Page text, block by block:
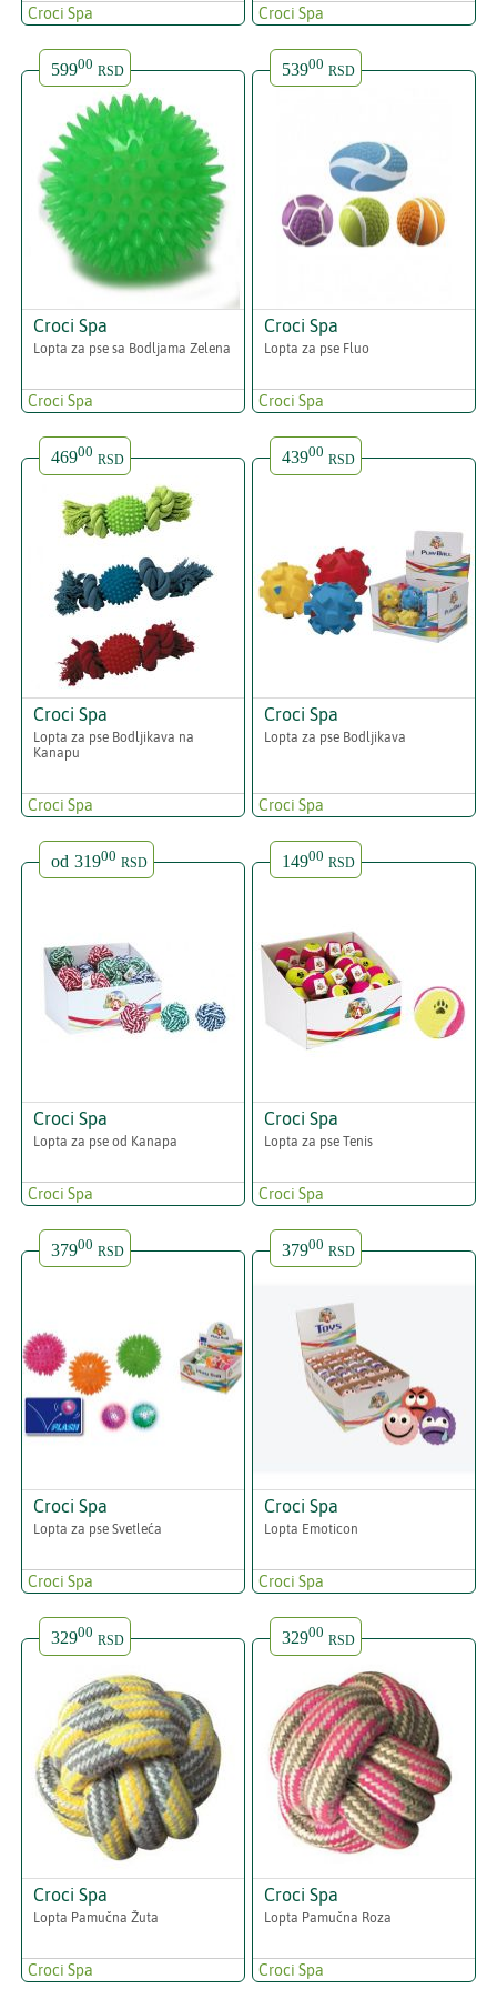
Croci Spa Croci Spa
59900 RSD
Croci Spa
Lopta za pse sa Bodljama Zelena
Croci Spa
53900 RSD
Croci Spa
Lopta za pse Fluo
Croci Spa
46900 RSD
Croci Spa
Lopta za pse Bodljikava na
Kanapu
Croci Spa
43900 RSD
Croci Spa
Lopta za pse Bodljikava
Croci Spa
od 31900 RSD
Croci Spa
Lopta za pse od Kanapa
Croci Spa
14900 RSD
Croci Spa
Lopta za pse Tenis
Croci Spa
37900 RSD
Croci Spa
Lopta za pse Svetleća
Croci Spa
37900 RSD
Croci Spa
Lopta Emoticon
Croci Spa
32900 RSD
Croci Spa
Lopta Pamučna Žuta
Croci Spa
32900 RSD
Croci Spa
Lopta Pamučna Roza
Croci Spa